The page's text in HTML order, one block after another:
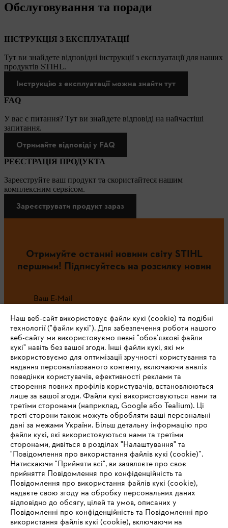
Обслуговування та поради
ІНСТРУКЦІЯ З ЕКСПЛУАТАЦІЇ
Тут ви знайдете відповідні інструкції з експлуатації для наших
продуктів STIHL.
Інструкцію з експлуатації можна знайти тут
FAQ
У вас є питання? Тут ви знайдете відповіді на найчастіші
запитання.
Отримайте відповіді у FAQ
РЕЄСТРАЦІЯ ПРОДУКТА
Зареєструйте ваш продукт та скористайтеся нашим
комплексним сервісом.
Зареєструвати продукт зараз
Отримуйте останні новини світу STIHL
першими! Підписуйтесь на розсилку новин
Ваш E-Mail
Зареєструватись зараз
#STIHL
Про компанію STIHL
Запитання та відповіді
Наш веб-сайт використовує файли кукі (cookie) та подібні
технології ("файли кукі"). Для забезпечення роботи нашого
веб-сайту ми використовуємо певні "обов’язкові файли
кукі" навіть без вашої згоди. Інші файли кукі, які ми
використовуємо для оптимізації зручності користування та
надання персоналізованого контенту, включаючи аналіз
поведінки користувачів, ефективності реклами та
створення повних профілів користувачів, встановлюються
лише за вашої згоди. Файли кукі використовуються нами та
третіми сторонами (наприклад, Google або Tealium). Ці
треті сторони також можуть обробляти ваші персональні
дані за межами України. Більш детальну інформацію про
файли кукі, які використовуються нами та третіми
сторонами, дивіться в розділах "Налаштування" та
"Повідомлення про використання файлів кукі (cookie)”.
Натискаючи "Прийняти всі", ви заявляєте про своє
прийняття Повідомлення про конфіденційність та
Повідомлення про використання файлів кукі (cookie),
надаєте свою згоду на обробку персональних даних
відповідно до обсягу, цілей та умов, описаних у
Повідомленні про конфіденційність та Повідомленні про
використання файлів кукі (cookie), включаючи на